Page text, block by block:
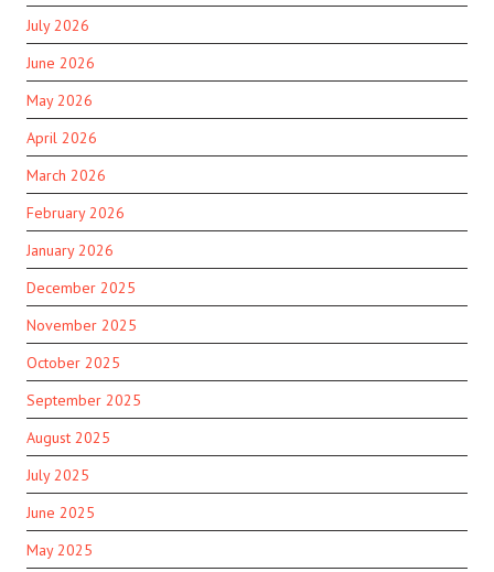
July 2026
June 2026
May 2026
April 2026
March 2026
February 2026
January 2026
December 2025
November 2025
October 2025
September 2025
August 2025
July 2025
June 2025
May 2025